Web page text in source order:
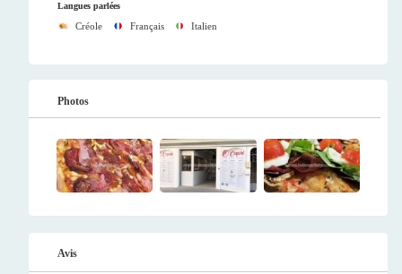
Langues parlées
Créole Français Italien
Photos
Avis